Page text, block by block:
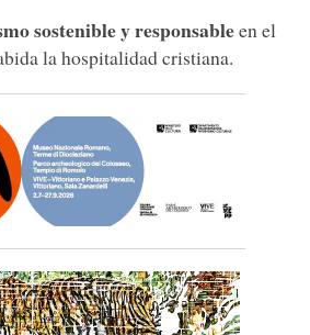
sostenible y responsableen el
la hospitalidad cristiana.